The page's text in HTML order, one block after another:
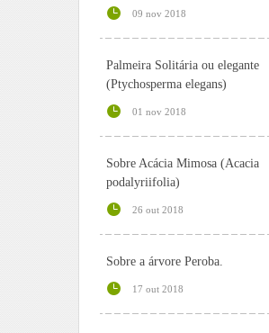
09 nov 2018
Palmeira Solitária ou elegante
(Ptychosperma elegans)
01 nov 2018
Sobre Acácia Mimosa (Acacia
podalyriifolia)
26 out 2018
Sobre a árvore Peroba.
17 out 2018